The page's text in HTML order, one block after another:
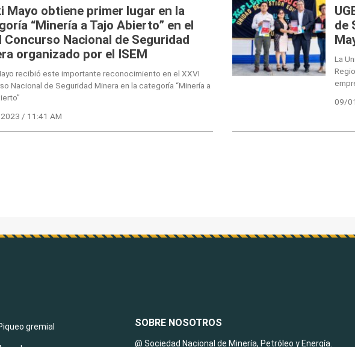
Mayo obtiene primer lugar en la
“Minería a Tajo Abierto” en el
Concurso Nacional de Seguridad
organizado por el ISEM
recibió este importante reconocimiento en el XXVI
Nacional de Seguridad Minera en la categoría “Minería a
/ 11:41 AM
de
La
09/
gremial SOBRE NOSOTROS
@ Sociedad Nacional de Minería, Petróleo y Energía.